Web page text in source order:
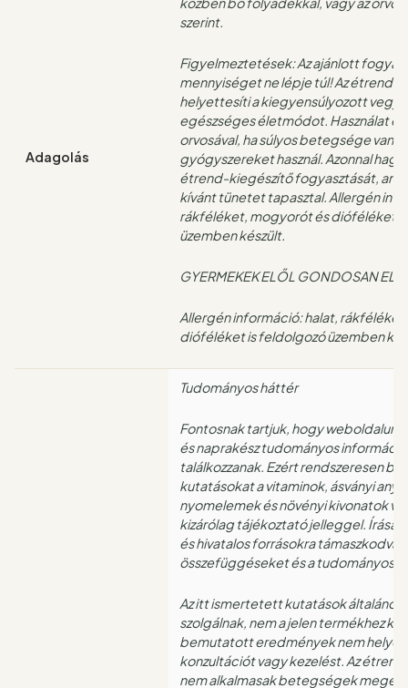
Adagolás
szerint.
Figyelmeztetések: Az ajánlott
mennyiséget ne lépje túl! Az étrend-
helyettesíti a kiegyensúlyozott
egészséges életmódot. Használat
orvosával, ha súlyos betegsége van,
gyógyszereket használ. Azonnal
étrend-kiegészítő fogyasztását,
kívánt tünetet tapasztal. Allergén
rákféléket, mogyorót és dióféléket
üzemben készült.
GYERMEKEK ELŐL GONDOSAN
Allergén információ: halat,
dióféléket is feldolgozó üzemben
Tudományos háttér
Fontosnak tartjuk, hogy
és naprakész tudományos
találkozzanak. Ezért rendszeresen
kutatásokat a vitaminok, ásványi
nyomelemek és növényi kivonatok
kizárólag tájékoztató jelleggel.
és hivatalos forrásokra támaszkodva
összefüggéseket és a tudományos
Az itt ismertetett kutatások
szolgálnak, nem a jelen termékhez
bemutatott eredmények nem
konzultációt vagy kezelést. Az
nem alkalmasak betegségek